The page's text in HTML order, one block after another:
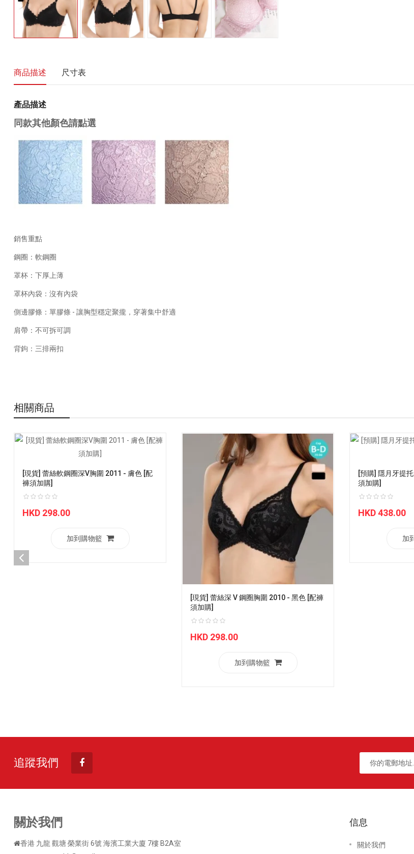
商品描述 尺寸表
產品描述
同款其他顏色請點選
銷售重點
鋼圈：軟鋼圈
罩杯：下厚上薄
罩杯內袋：沒有內袋
側邊膠條：單膠條 - 讓胸型穩定聚攏，穿著集中舒適
肩帶：不可拆可調
背鉤：三排兩扣
相關商品
[現貨] 蕾絲軟鋼圈深V胸圍 2011 - 膚色 [配
褲須加購]
HKD 298.00
加到購物籃
[現貨] 蕾絲深 V 鋼圈胸圍 2010 - 黑色 [配褲
須加購]
HKD 298.00
加到購物籃
[預購] 隱月牙提
須加購]
HKD 438.00
加
追蹤我們
關於我們
香港 九龍 觀塘 榮業街 6號 海濱工業大廈 7樓 B2A室
信息
關於我們